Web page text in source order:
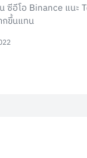
ซีอีโอ Binance แนะ
กขึ้นแทน